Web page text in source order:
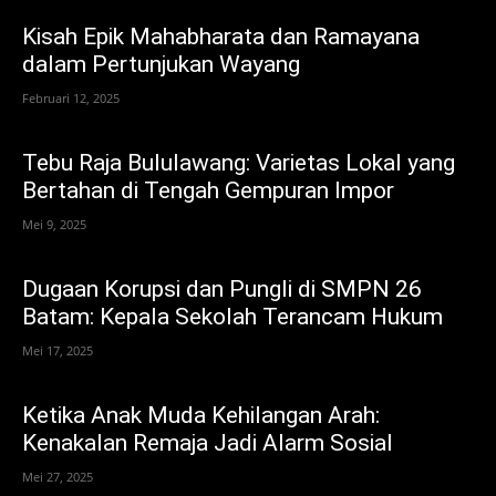
Kisah Epik Mahabharata dan Ramayana
dalam Pertunjukan Wayang
Februari 12, 2025
Tebu Raja Bululawang: Varietas Lokal yang
Bertahan di Tengah Gempuran Impor
Mei 9, 2025
Dugaan Korupsi dan Pungli di SMPN 26
Batam: Kepala Sekolah Terancam Hukum
Mei 17, 2025
Ketika Anak Muda Kehilangan Arah:
Kenakalan Remaja Jadi Alarm Sosial
Mei 27, 2025